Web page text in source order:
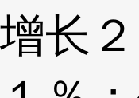
增长２